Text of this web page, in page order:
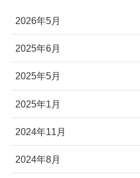
2026年5月
2025年6月
2025年5月
2025年1月
2024年11月
2024年8月